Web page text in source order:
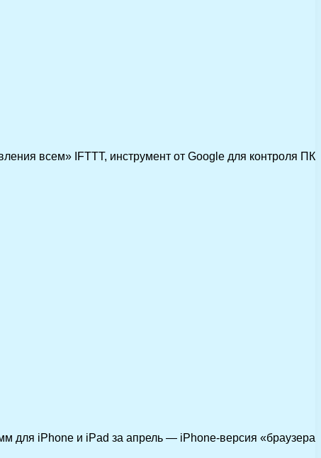
всем» IFTTT, инструмент от Google для контроля ПК
для iPhone и iPad за апрель — iPhone-версия «браузера